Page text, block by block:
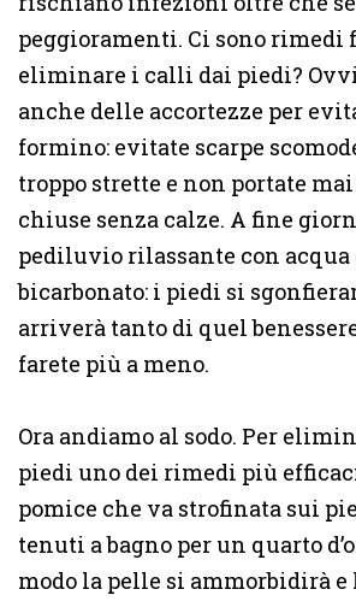
peggioramenti. Ci sono rimedi
eliminare i calli dai piedi?
anche delle accortezze per
formino: evitate scarpe
troppo strette e non portate
chiuse senza calze. A fine
pediluvio rilassante con acqua
bicarbonato: i piedi si
arriverà tanto di quel
farete più a meno.
Ora andiamo al sodo. Per
piedi uno dei rimedi più
pomice che va strofinata sui
tenuti a bagno per un quarto
modo la pelle si ammorbidirà